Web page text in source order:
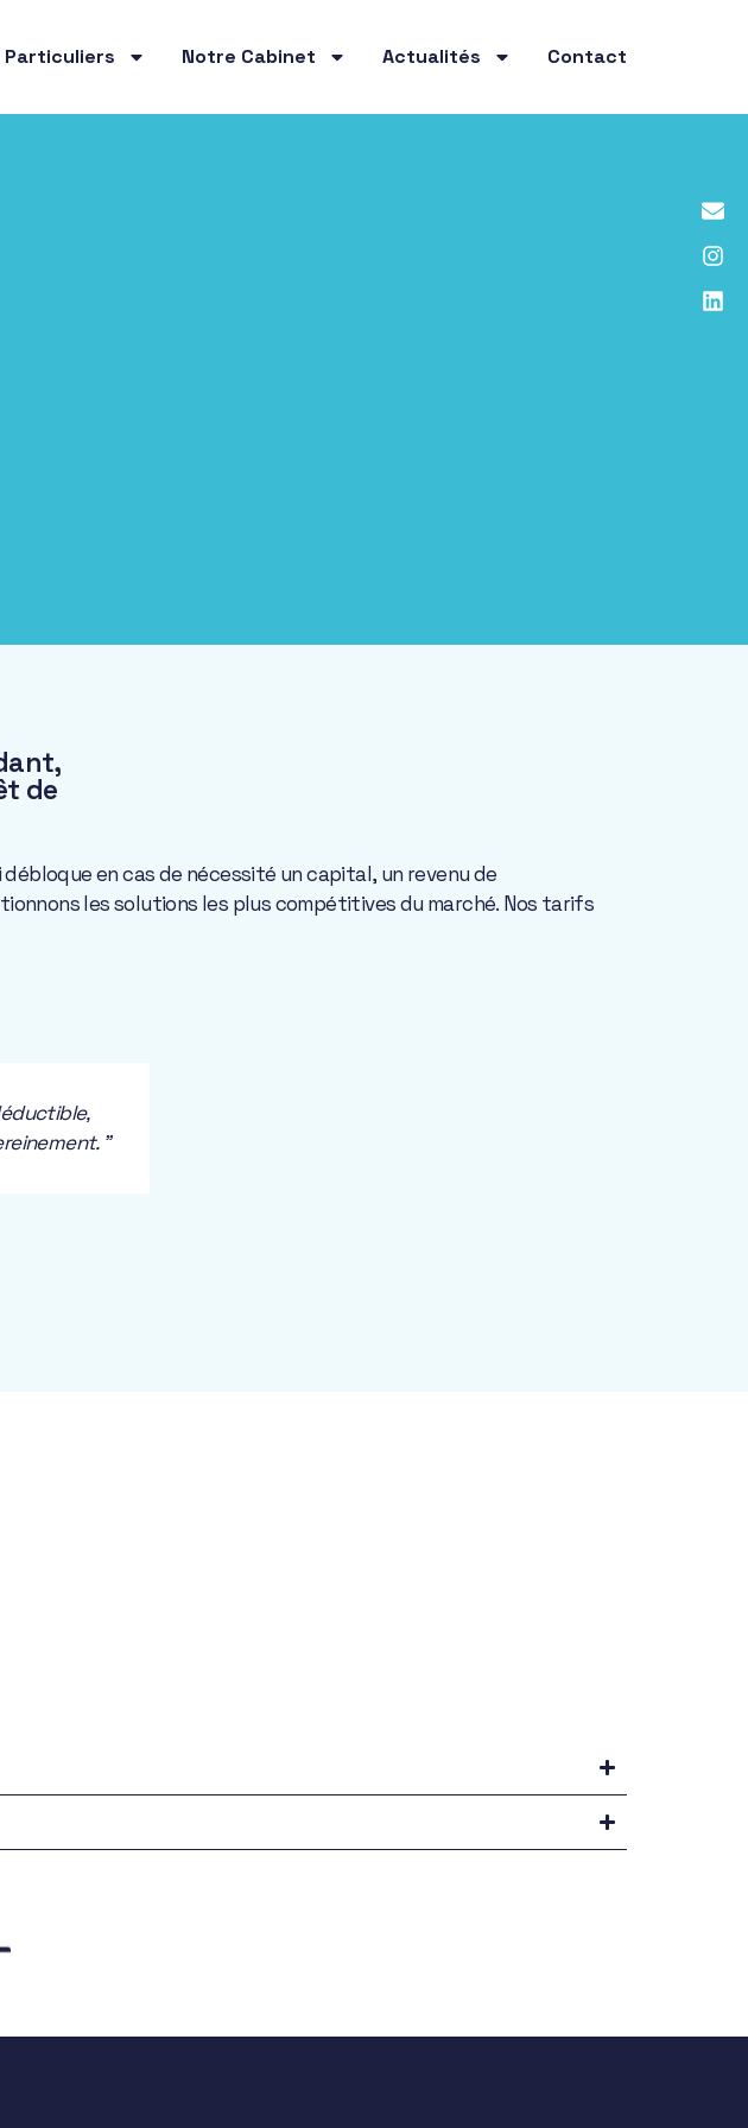
Particuliers Notre Cabinet Actualités Contact
de
en cas de nécessité un capital, un revenu de
les solutions les plus compétitives du marché. Nos tarifs
”